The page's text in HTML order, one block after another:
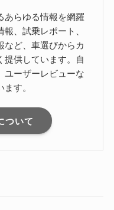
あらゆる情報を網羅
、試乗レポート、
など、車選びからカ
提供しています。自
ユーザーレビューな
す。
ついて